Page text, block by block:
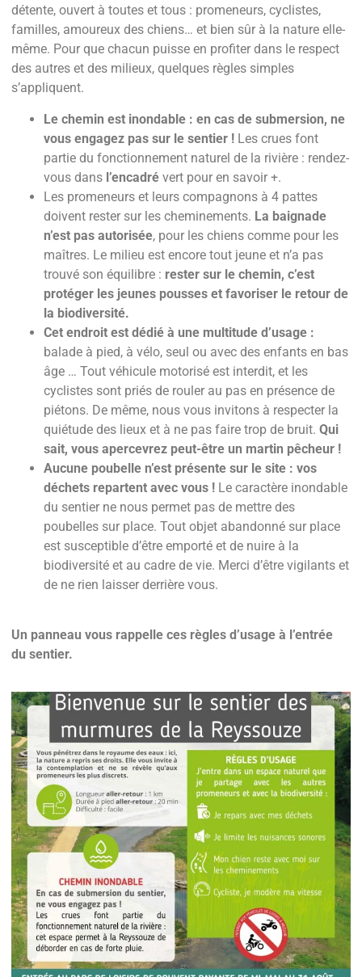
détente, ouvert à toutes et tous : promeneurs, cyclistes,
familles, amoureux des chiens… et bien sûr à la nature elle-
même. Pour que chacun puisse en profiter dans le respect
des autres et des milieux, quelques règles simples
s’appliquent.
Le chemin est inondable : en cas de submersion, ne
vous engagez pas sur le sentier ! Les crues font
partie du fonctionnement naturel de la rivière : rendez-
vous dans l’encadré vert pour en savoir +.
Les promeneurs et leurs compagnons à 4 pattes
doivent rester sur les cheminements. La baignade
n’est pas autorisée, pour les chiens comme pour les
maîtres. Le milieu est encore tout jeune et n’a pas
trouvé son équilibre : rester sur le chemin, c’est
protéger les jeunes pousses et favoriser le retour de
la biodiversité.
Cet endroit est dédié à une multitude d’usage :
balade à pied, à vélo, seul ou avec des enfants en bas
âge … Tout véhicule motorisé est interdit, et les
cyclistes sont priés de rouler au pas en présence de
piétons. De même, nous vous invitons à respecter la
quiétude des lieux et à ne pas faire trop de bruit.Qui
sait, vous apercevrez peut-être un martin pêcheur !
Aucune poubelle n’est présente sur le site : vos
déchets repartent avec vous ! Le caractère inondable
du sentier ne nous permet pas de mettre des
poubelles sur place. Tout objet abandonné sur place
est susceptible d’être emporté et de nuire à la
biodiversité et au cadre de vie. Merci d’être vigilants et
de ne rien laisser derrière vous.
Un panneau vous rappelle ces règles d’usage à l’entrée
du sentier.